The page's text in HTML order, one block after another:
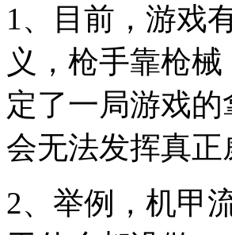
1、目前，游戏
义，枪手靠枪
定了一局游戏
会无法发挥真正
2、举例，机甲